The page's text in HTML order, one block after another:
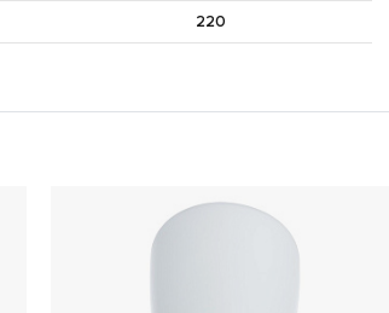
220